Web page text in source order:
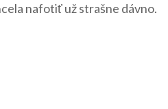
golfenafotiť už strašne dávno.